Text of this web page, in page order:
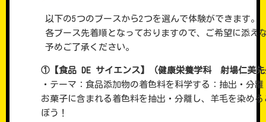
以下の5つのブースから2つを選んで体験ができます。
各ブース先着順となっておりますので、ご希望に添え
予めご了承ください。
①【食品 DE サイエンス】（健康栄養学科 射場仁美先
・テーマ：食品添加物の着色料を科学する：抽出・分
お菓子に含まれる着色料を抽出・分離し、羊毛を染め
ぼう！